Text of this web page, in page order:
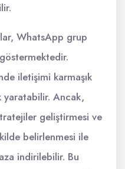
WhatsApp grup
iletişimi karmaşık
Ancak,
geliştirmesi ve
belirlenmesi ile
indirilebilir. Bu